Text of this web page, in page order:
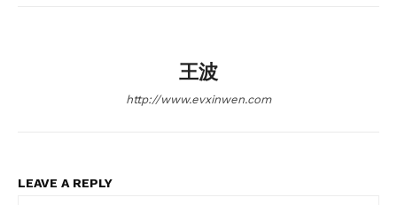
王波
http://www.evxinwen.com
LEAVE A REPLY